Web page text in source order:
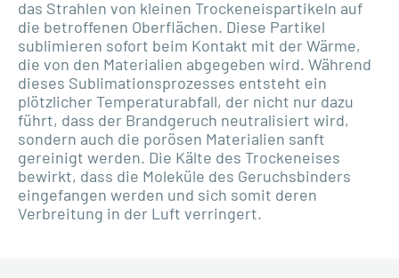
das Strahlen von kleinen Trockeneispartikeln auf
die betroffenen Oberflächen. Diese Partikel
sublimieren sofort beim Kontakt mit der Wärme,
die von den Materialien abgegeben wird. Während
dieses Sublimationsprozesses entsteht ein
plötzlicher Temperaturabfall, der nicht nur dazu
führt, dass der Brandgeruch neutralisiert wird,
sondern auch die porösen Materialien sanft
gereinigt werden. Die Kälte des Trockeneises
bewirkt, dass die Moleküle des Geruchsbinders
eingefangen werden und sich somit deren
Verbreitung in der Luft verringert.